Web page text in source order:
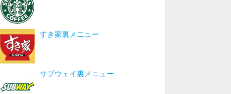
すき家裏メニュー
サブウェイ裏メニュー